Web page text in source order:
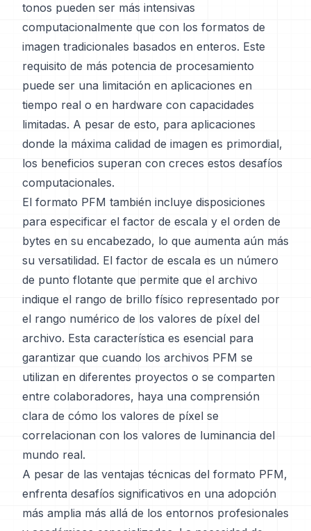
tonos pueden ser más intensivas
computacionalmente que con los formatos de
imagen tradicionales basados en enteros. Este
requisito de más potencia de procesamiento
puede ser una limitación en aplicaciones en
tiempo real o en hardware con capacidades
limitadas. A pesar de esto, para aplicaciones
donde la máxima calidad de imagen es primordial,
los beneficios superan con creces estos desafíos
computacionales.
El formato PFM también incluye disposiciones
para especificar el factor de escala y el orden de
bytes en su encabezado, lo que aumenta aún más
su versatilidad. El factor de escala es un número
de punto flotante que permite que el archivo
indique el rango de brillo físico representado por
el rango numérico de los valores de píxel del
archivo. Esta característica es esencial para
garantizar que cuando los archivos PFM se
utilizan en diferentes proyectos o se comparten
entre colaboradores, haya una comprensión
clara de cómo los valores de píxel se
correlacionan con los valores de luminancia del
mundo real.
A pesar de las ventajas técnicas del formato PFM,
enfrenta desafíos significativos en una adopción
más amplia más allá de los entornos profesionales